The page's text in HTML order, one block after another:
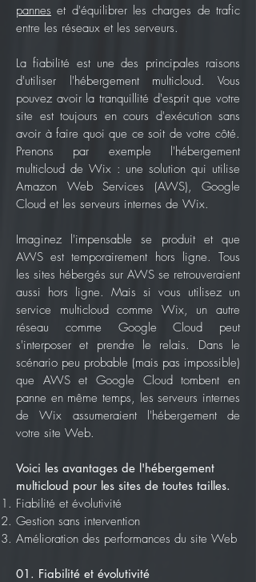
pannes et d'équilibrer les charges de trafic
entre les réseaux et les serveurs.
La fiabilité est une des principales raisons
d'utiliser l'hébergement multicloud. Vous
pouvez avoir la tranquillité d'esprit que votre
site est toujours en cours d'exécution sans
avoir à faire quoi que ce soit de votre côté.
Prenons par exemple l'hébergement
multicloud de Wix : une solution qui utilise
Amazon Web Services (AWS), Google
Cloud et les serveurs internes de Wix.
Imaginez l'impensable se produit et que
AWS est temporairement hors ligne. Tous
les sites hébergés sur AWS se retrouveraient
aussi hors ligne. Mais si vous utilisez un
service multicloud comme Wix, un autre
réseau comme Google Cloud peut
s'interposer et prendre le relais. Dans le
scénario peu probable (mais pas impossible)
que AWS et Google Cloud tombent en
panne en même temps, les serveurs internes
de Wix assumeraient l'hébergement de
votre site Web.
Voici les avantages de l'hébergement
multicloud pour les sites de toutes tailles.
Fiabilité et évolutivité
Gestion sans intervention
Amélioration des performances du site Web
01. Fiabilité et évolutivité